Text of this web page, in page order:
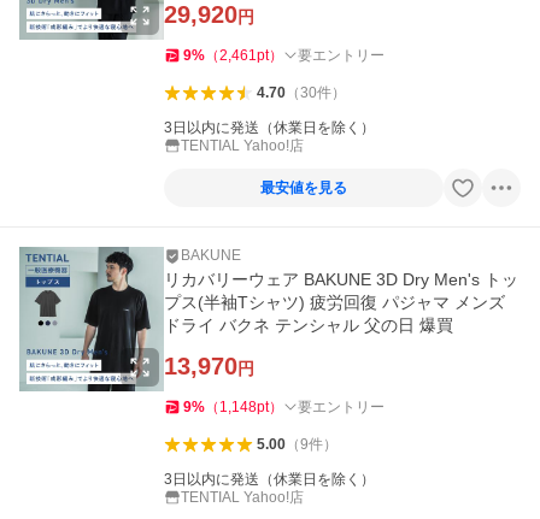
29,920円
9% （2,461pt） 要エントリー
4.70（30件）
3日以内に発送（休業日を除く）
TENTIAL Yahoo!店
最安値を見る
BAKUNE
リカバリーウェア BAKUNE 3D Dry Men's トッ
プス(半袖Tシャツ) 疲労回復 パジャマ メンズ
ドライ バクネ テンシャル 父の日 爆買
13,970円
9% （ 1,148pt） 要エントリー
5.00（9件）
3日以内に発送（休業日を除く）
TENTIAL Yahoo!店